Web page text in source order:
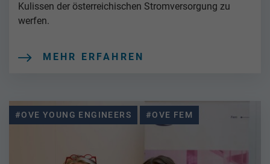
Kulissen der österreichischen Stromversorgung zu
werfen.
MEHR ERFAHREN
#OVE YOUNG ENGINEERS #OVE FEM